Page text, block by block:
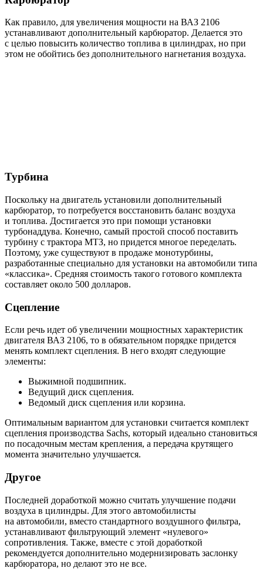
Как правило, для увеличения мощности на ВАЗ 2106
устанавливают дополнительный карбюратор. Делается это
с целью повысить количество топлива в цилиндрах, но при
этом не обойтись без дополнительного нагнетания воздуха.
Турбина
Поскольку на двигатель установили дополнительный
карбюратор, то потребуется восстановить баланс воздуха
и топлива. Достигается это при помощи установки
турбонаддува. Конечно, самый простой способ поставить
турбину с трактора МТЗ, но придется многое переделать.
Поэтому, уже существуют в продаже монотурбины,
разработанные специально для установки на автомобили типа
«классика». Средняя стоимость такого готового комплекта
составляет около 500 долларов.
Сцепление
Если речь идет об увеличении мощностных характеристик
двигателя ВАЗ 2106, то в обязательном порядке придется
менять комплект сцепления. В него входят следующие
элементы:
Выжимной подшипник.
Ведущий диск сцепления.
Ведомый диск сцепления или корзина.
Оптимальным вариантом для установки считается комплект
сцепления производства Sachs, который идеально становиться
по посадочным местам крепления, а передача крутящего
момента значительно улучшается.
Другое
Последней доработкой можно считать улучшение подачи
воздуха в цилиндры. Для этого автомобилисты
на автомобили, вместо стандартного воздушного фильтра,
устанавливают фильтрующий элемент «нулевого»
сопротивления. Также, вместе с этой доработкой
рекомендуется дополнительно модернизировать заслонку
карбюратора, но делают это не все.